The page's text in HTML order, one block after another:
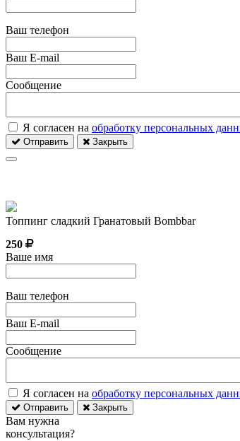
Ваш телефон
Ваш E-mail
Сообщение
Я согласен на обработку персональных
Отправить Закрыть
Топпинг сладкий Гранатовый Bombbar
250
Ваше имя
Ваш телефон
Ваш E-mail
Сообщение
Я согласен на обработку персональных
Отправить Закрыть
Вам нужна
консультация?